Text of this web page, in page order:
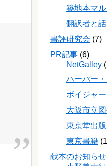
築地本マル
翻訳者と話
書評研究会 (7)
PR記事 (6)
NetGalley
ハーパー
ボイジャー
大阪市立
東京堂出版
東京書籍
献本のお知らせ